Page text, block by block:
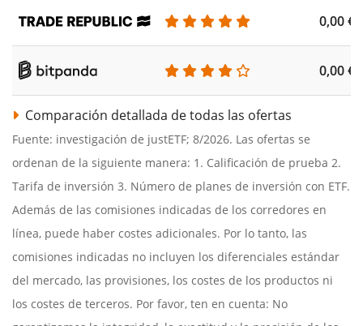
0,00 €
0,00 €
Comparación detallada de todas las ofertas
Fuente: investigación de justETF; 8/2026. Las ofertas se
ordenan de la siguiente manera: 1. Calificación de prueba 2.
Tarifa de inversión 3. Número de planes de inversión con ETF.
Además de las comisiones indicadas de los corredores en
línea, puede haber costes adicionales. Por lo tanto, las
comisiones indicadas no incluyen los diferenciales estándar
del mercado, las provisiones, los costes de los productos ni
los costes de terceros. Por favor, ten en cuenta: No